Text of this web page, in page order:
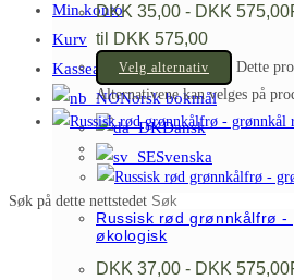
Min konto
Kurv
Kasseapparat
Norsk bokmål
Dansk
Svenska
Søk på dette nettstedet
DKK 35,00 - DKK 575,00
til DKK 575,00
Velg alternativ
Dette
Alternativene kan velges på
Russisk rød grønnkålfrø
økologisk
DKK 37,00 - DKK 575,00